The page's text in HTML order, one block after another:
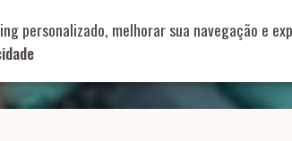
Role para continar
personalizado, melhorar sua navegação e